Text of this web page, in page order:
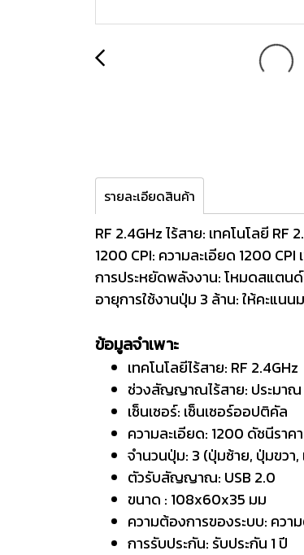
รายละเอียดสินค้า
RF 2.4GHz ไร้สาย: เทคโนโลยี RF
1200 CPI: ความละเอียด 1200
การประหยัดพลังงาน: โหมดสแตน
อายุการใช้งานปุ่ม 3 ล้าน: ให้คะแน
ข้อมูลจำเพาะ
เทคโนโลยีไร้สาย: RF 2.4GHz
ช่วงสัญญาณไร้สาย: ประมาณ
เซ็นเซอร์: เซ็นเซอร์ออปติคัล
ความละเอียด: 1200 ดัชนีราค
จำนวนปุ่ม: 3 (ปุ่มซ้าย, ปุ่มขวา,
ตัวรับสัญญาณ: USB 2.0
ขนาด : 108x60x35 มม
ความต้องการของระบบ: ควา
การรับประกัน: รับประกัน 1 ปี